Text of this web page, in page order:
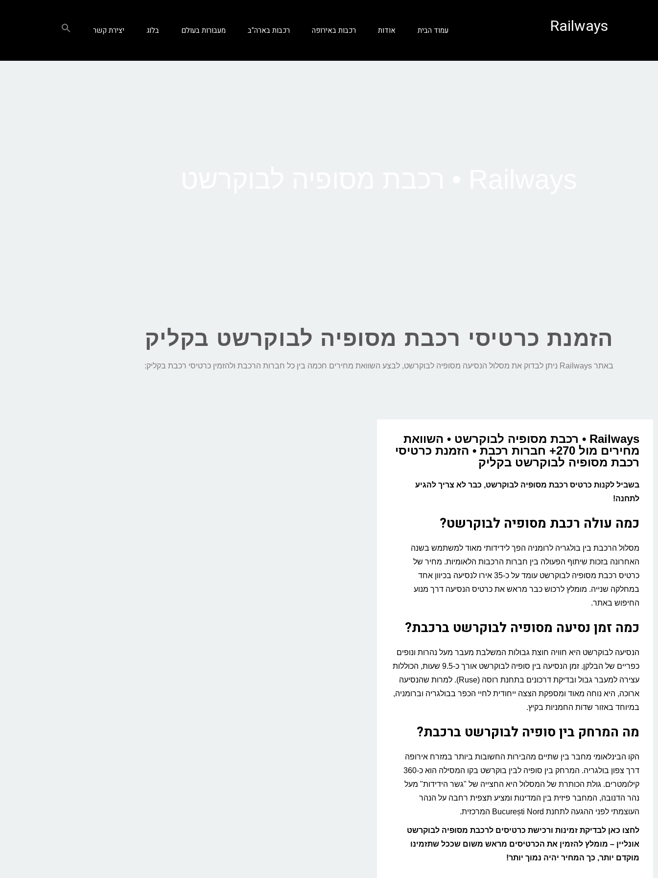
Railways עמוד הבית אודות רכבות באירופה רכבות בארה"ב מעבורות בעולם בלוג יצירת קשר
הזמנת כרטיסי רכבת מסופיה לבוקרשט בקליק
באתר Railways ניתן לבדוק את מסלול הנסיעה מסופיה לבוקרשט, לבצע השוואת מחירים חכמה בין כל חברות הרכבת ולהזמין כרטיסי רכבת בקליק:
Railways • רכבת מסופיה לבוקרשט • השוואת
מחירים מול 270+ חברות רכבת • הזמנת כרטיסי
רכבת מסופיה לבוקרשט בקליק
בשביל לקנות כרטיס רכבת מסופיה לבוקרשט, כבר לא צריך להגיע
לתחנה!
כמה עולה רכבת מסופיה לבוקרשט?
מסלול הרכבת בין בולגריה לרומניה הפך לידידותי מאוד למשתמש בשנה
האחרונה בזכות שיתוף הפעולה בין חברות הרכבות הלאומיות. מחיר של
כרטיס רכבת מסופיה לבוקרשט עומד על כ-35 אירו לנסיעה בכיוון אחד
במחלקה שנייה. מומלץ לרכוש כבר מראש את כרטיס הנסיעה דרך מנוע
החיפוש באתר.
כמה זמן נסיעה מסופיה לבוקרשט ברכבת?
הנסיעה לבוקרשט היא חוויה חוצת גבולות המשלבת מעבר מעל נהרות ונופים
כפריים של הבלקן. זמן הנסיעה בין סופיה לבוקרשט אורך כ-9.5 שעות, הכוללות
עצירה למעבר גבול ובדיקת דרכונים בתחנת רוסה (Ruse). למרות שהנסיעה
ארוכה, היא נוחה מאוד ומספקת הצצה ייחודית לחיי הכפר בבולגריה וברומניה,
במיוחד באזור שדות החמניות בקיץ.
מה המרחק בין סופיה לבוקרשט ברכבת?
הקו הבינלאומי מחבר בין שתיים מהבירות החשובות ביותר במזרח אירופה
דרך צפון בולגריה. המרחק בין סופיה לבין בוקרשט בקו המסילה הוא כ-360
קילומטרים. גולת הכותרת של המסלול היא החצייה של "גשר הידידות" מעל
נהר הדנובה, המחבר פיזית בין המדינות ומציע תצפית רחבה על הנהר
העוצמתי לפני ההגעה לתחנת București Nord המרכזית.
לחצו כאן לבדיקת זמינות ורכישת כרטיסים לרכבת מסופיה לבוקרשט
אונליין – מומלץ להזמין את הכרטיסים מראש משום שככל שתזמינו
מוקדם יותר, כך המחיר יהיה נמוך יותר!